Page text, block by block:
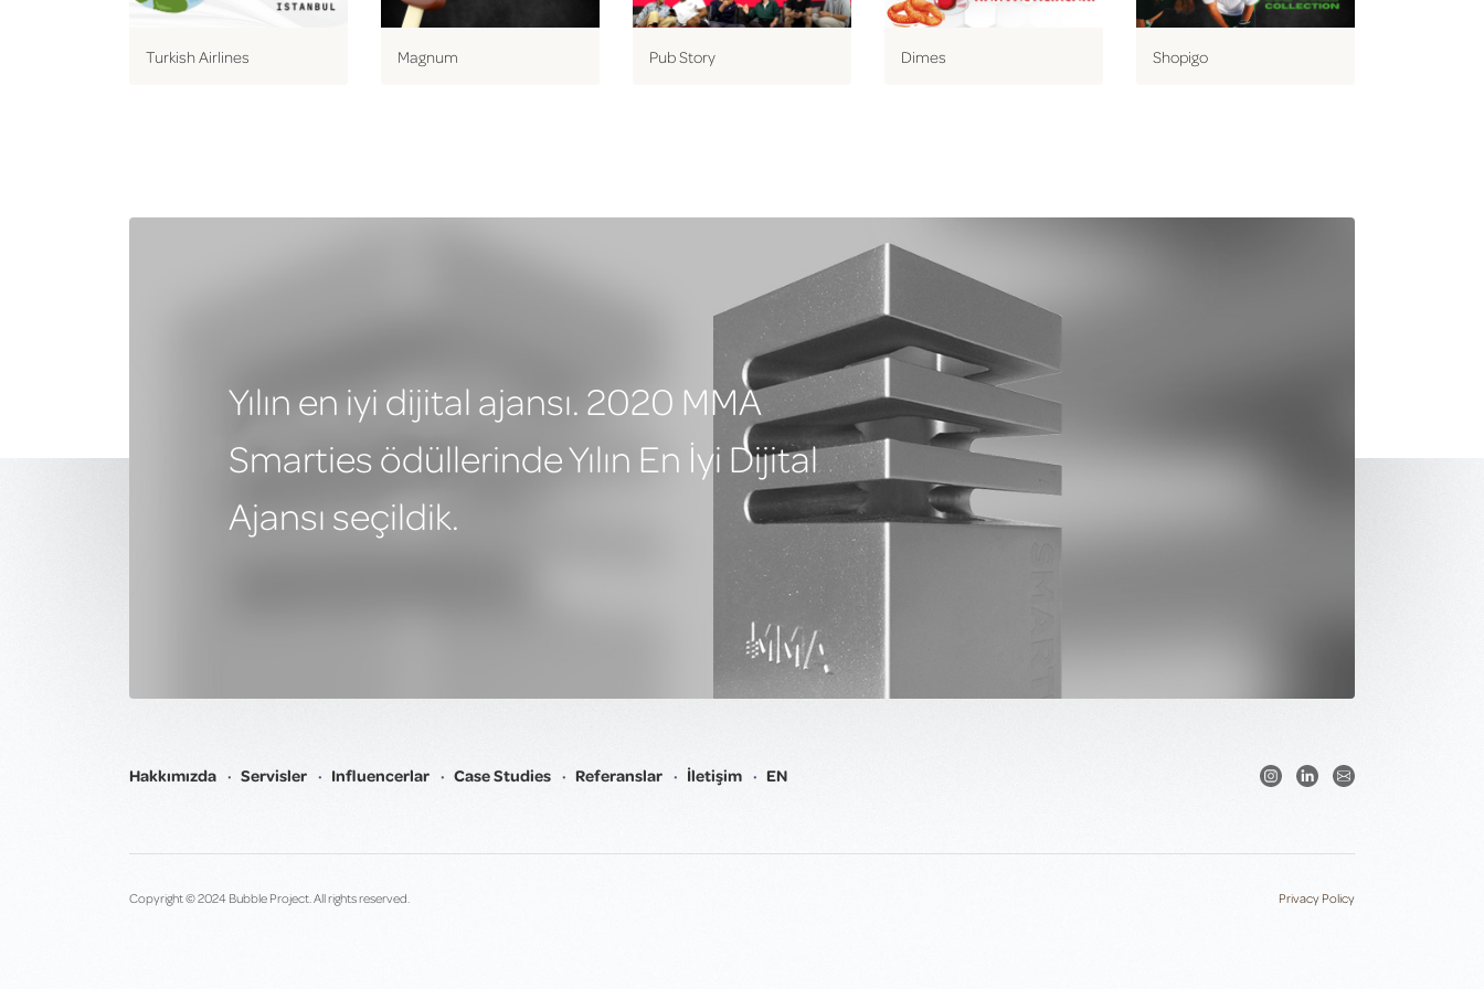
Turkish Airlines Magnum Pub Story Dimes Shopigo
Yılın en iyi dijital ajansı. 2020 MMA
Smarties ödüllerinde Yılın En İyi Dijital
Ajansı seçildik.
Hakkımızda Servisler Influencerlar Case Studies Referanslar İletişim EN
Copyright © 2024 Bubble Project. All rights reserved. Privacy Policy